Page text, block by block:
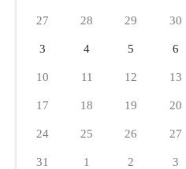
27 28 29 30
3 4 5 6
10 11 12 13
17 18 19 20
24 25 26 27
31 1 2 3